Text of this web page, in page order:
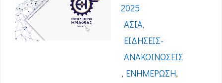
2025
ΑΣΊΑ,
ΕΙΔΉΣΕΙΣ-
ΑΝΑΚΟΙΝΏΣΕΙΣ
, ΕΝΗΜΈΡΩΣΗ,